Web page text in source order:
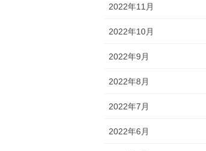
2022年11月
2022年10月
2022年9月
2022年8月
2022年7月
2022年6月